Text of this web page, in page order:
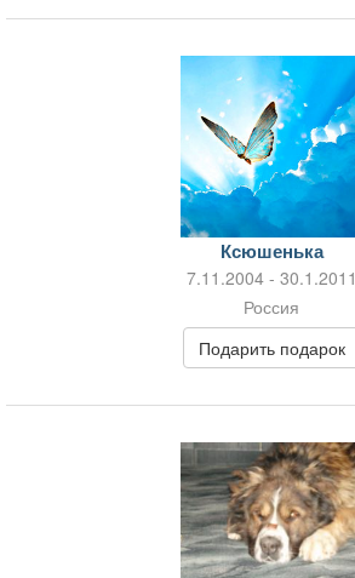
Ксюшенька
7.11.2004 - 30.1.2011
Россия
Подарить подарок